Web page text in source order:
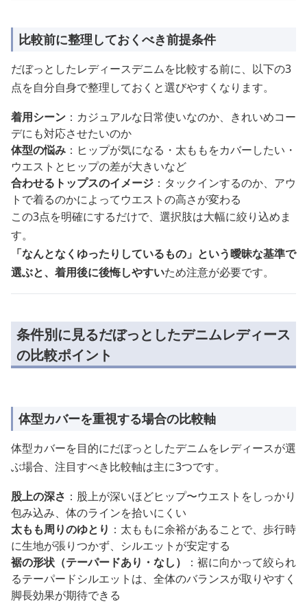
比較前に整理しておくべき前提条件
だぼっとしたレディースデニムを比較する前に、以下の3
点を自分自身で整理しておくと選びやすくなります。
着用シーン ：カジュアルな日常使いなのか、きれいめコー
デにも対応させたいのか
体型の悩み ：ヒップが気になる・太ももをカバーしたい・
ウエストとヒップの差が大きいなど
合わせるトップスのイメージ ：タックインするのか、アウ
トで着るのかによってウエストの高さが変わる
この3点を明確にするだけで、選択肢は大幅に絞り込めま
す。
「なんとなくゆったりしているもの」という曖昧な基準で
選ぶと、着用後に後悔しやすいため注意が必要です。
条件別に見るだぼっとしたデニムレディース
の比較ポイント
体型カバーを重視する場合の比較軸
体型カバーを目的にだぼっとしたデニムをレディースが選
ぶ場合、注目すべき比較軸は主に3つです。
股上の深さ ：股上が深いほどヒップ〜ウエストをしっかり
包み込み、体のラインを拾いにくい
太もも周りのゆとり ：太ももに余裕があることで、歩行時
に生地が張りつかず、シルエットが安定する
裾の形状（テーパードあり・なし）
：裾に向かって絞られ
るテーパードシルエットは、全体のバランスが取りやすく
脚長効果が期待できる